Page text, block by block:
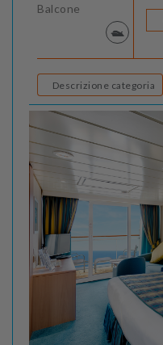
Balcone
Descrizione categoria